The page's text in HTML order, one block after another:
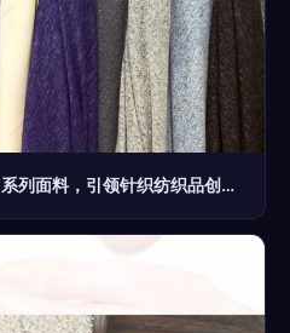
杭州聚源针纺发布“Transit”系列面料，引领针织纺织品创新潮流